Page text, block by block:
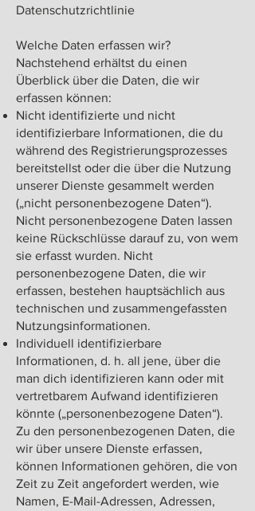
Datenschutzrichtlinie
Welche Daten erfassen wir?​
Nachstehend erhältst du einen
Überblick über die Daten, die wir
erfassen können:​
Nicht identifizierte und nicht
identifizierbare Informationen, die du
während des Registrierungsprozesses
bereitstellst oder die über die Nutzung
unserer Dienste gesammelt werden
(„nicht personenbezogene Daten“).
Nicht personenbezogene Daten lassen
keine Rückschlüsse darauf zu, von wem
sie erfasst wurden. Nicht
personenbezogene Daten, die wir
erfassen, bestehen hauptsächlich aus
technischen und zusammengefassten
Nutzungsinformationen.
Individuell identifizierbare
Informationen, d. h. all jene, über die
man dich identifizieren kann oder mit
vertretbarem Aufwand identifizieren
könnte („personenbezogene Daten“).
Zu den personenbezogenen Daten, die
wir über unsere Dienste erfassen,
können Informationen gehören, die von
Zeit zu Zeit angefordert werden, wie
Namen, E-Mail-Adressen, Adressen,